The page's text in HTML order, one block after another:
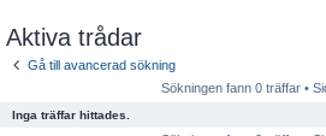
Aktiva trådar
Gå till avancerad sökning
Sökningen fann 0 träffar •
Inga träffar hittades.